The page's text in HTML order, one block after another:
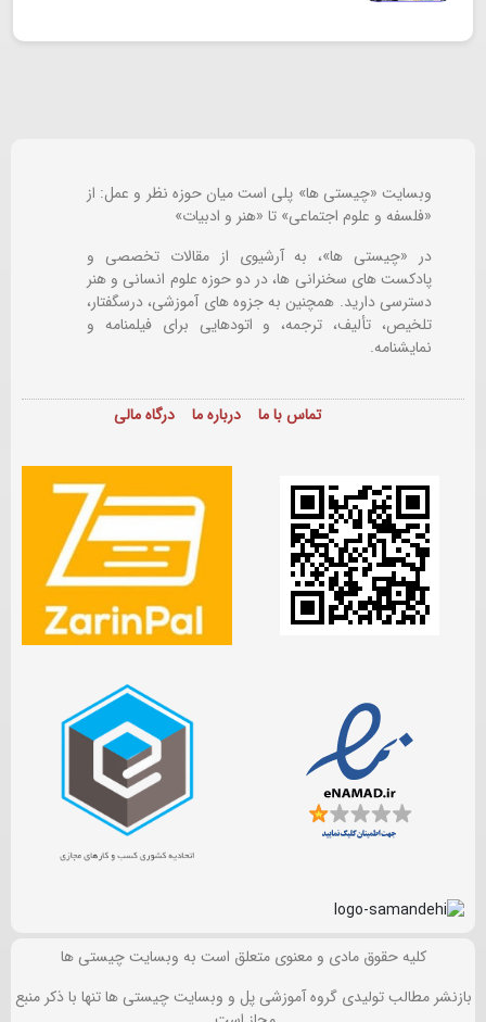
وبسایت «چیستی ها» پلی است میان حوزه نظر و عمل: از
«فلسفه و علوم اجتماعی» تا «هنر و ادبیات»
در «چیستی ها»، به آرشیوی از مقالات تخصصی و
پادکست های سخنرانی ها، در دو حوزه علوم انسانی و هنر
دسترسی دارید. همچنین به جزوه های آموزشی، درسگفتار،
تلخیص، تألیف، ترجمه، و اتودهایی برایفیلمنامه و
نمایشنامه.
تماس با ما درباره ما درگاه مالی
کلیه حقوق مادی و معنوی متعلق است به وبسایت چیستی ها
بازنشر مطالب تولیدی گروه آموزشی پل و وبسایت چیستی ها تنها با ذکر منبع